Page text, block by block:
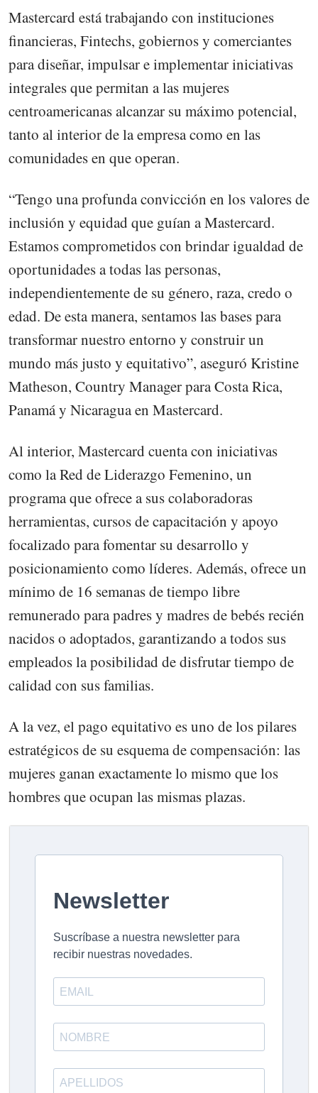
Mastercard está trabajando con instituciones
financieras, Fintechs, gobiernos y comerciantes
para diseñar, impulsar e implementar iniciativas
integrales que permitan a las mujeres
centroamericanas alcanzar su máximo potencial,
tanto al interior de la empresa como en las
comunidades en que operan.
“Tengo una profunda convicción en los valores de
inclusión y equidad que guían a Mastercard.
Estamos comprometidos con brindar igualdad de
oportunidades a todas las personas,
independientemente de su género, raza, credo o
edad. De esta manera, sentamos las bases para
transformar nuestro entorno y construir un
mundo más justo y equitativo”, aseguró Kristine
Matheson, Country Manager para Costa Rica,
Panamá y Nicaragua en Mastercard.
Al interior, Mastercard cuenta con iniciativas
como la Red de Liderazgo Femenino, un
programa que ofrece a sus colaboradoras
herramientas, cursos de capacitación y apoyo
focalizado para fomentar su desarrollo y
posicionamiento como líderes. Además, ofrece un
mínimo de 16 semanas de tiempo libre
remunerado para padres y madres de bebés recién
nacidos o adoptados, garantizando a todos sus
empleados la posibilidad de disfrutar tiempo de
calidad con sus familias.
A la vez, el pago equitativo es uno de los pilares
estratégicos de su esquema de compensación: las
mujeres ganan exactamente lo mismo que los
hombres que ocupan las mismas plazas.